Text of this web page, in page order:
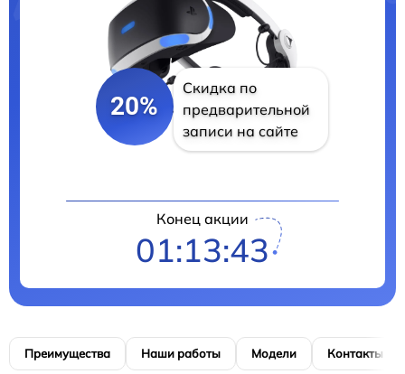
20%
Скидка по
предварительной
записи на сайте
Конец акции
01:13:42
Преимущества Наши работы Модели Контакты